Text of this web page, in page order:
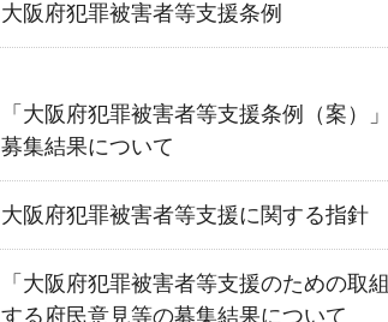
大阪府犯罪被害者等支援条例
「大阪府犯罪被害者等支援条例（案）
募集結果について
大阪府犯罪被害者等支援に関する指針
「大阪府犯罪被害者等支援のための取
する府民意見等の募集結果について